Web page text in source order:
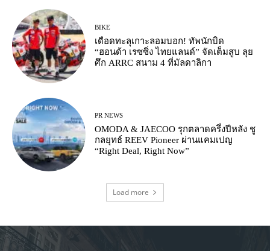
BIKE
เดือดทะลุเกาะลอมบอก! ทัพนักบิด
“ฮอนด้า เรซซิ่ง ไทยแลนด์” จัดเต็มสูบ ลุย
ศึก ARRC สนาม 4 ที่มัลดาลิกา
PR NEWS
OMODA & JAECOO รุกตลาดครึ่งปีหลัง ชู
กลยุทธ์ REEV Pioneer ผ่านแคมเปญ
“Right Deal, Right Now”
Load more